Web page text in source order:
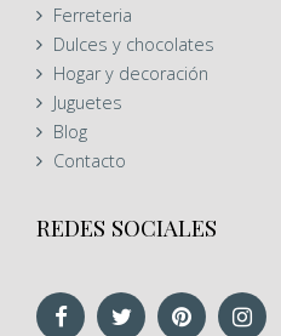
Ferreteria
Dulces y chocolates
Hogar y decoración
Juguetes
Blog
Contacto
REDES SOCIALES